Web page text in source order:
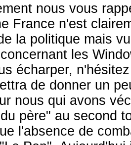
nous vous
France n'est
la politique mais
les
écharper,
de donner un
nous qui avons
père" au second
l'absence de